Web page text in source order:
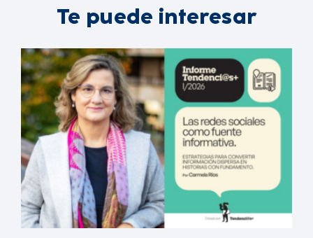
Te puede interesar